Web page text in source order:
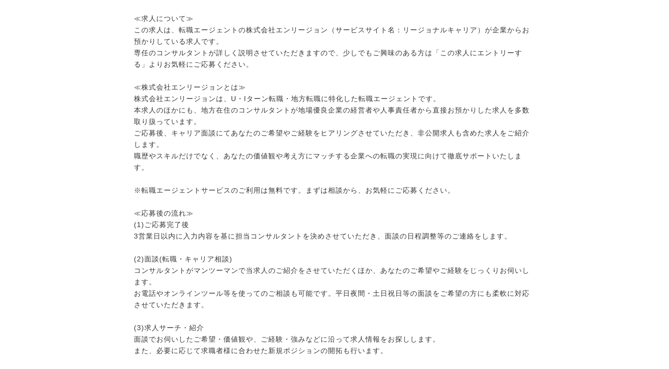
≪求人について≫
この求人は、転職エージェントの株式会社エンリージョン（サービスサイト名：リージョナルキャリア）が企業からお
預かりしている求人です。
専任のコンサルタントが詳しく説明させていただきますので、少しでもご興味のある方は「この求人にエントリーす
る」よりお気軽にご応募ください。
≪株式会社エンリージョンとは≫
株式会社エンリージョンは、U・Iターン転職・地方転職に特化した転職エージェントです。
本求人のほかにも、地方在住のコンサルタントが地場優良企業の経営者や人事責任者から直接お預かりした求人を多数
取り扱っています。
ご応募後、キャリア面談にてあなたのご希望やご経験をヒアリングさせていただき、非公開求人も含めた求人をご紹介
します。
職歴やスキルだけでなく、あなたの価値観や考え方にマッチする企業への転職の実現に向けて徹底サポートいたしま
す。
※転職エージェントサービスのご利用は無料です。まずは相談から、お気軽にご応募ください。
≪応募後の流れ≫
(1)ご応募完了後
3営業日以内に入力内容を基に担当コンサルタントを決めさせていただき、面談の日程調整等のご連絡をします。
(2)面談(転職・キャリア相談)
コンサルタントがマンツーマンで当求人のご紹介をさせていただくほか、あなたのご希望やご経験をじっくりお伺いし
ます。
お電話やオンラインツール等を使ってのご相談も可能です。平日夜間・土日祝日等の面談をご希望の方にも柔軟に対応
させていただきます。
(3)求人サーチ・紹介
面談でお伺いしたご希望・価値観や、ご経験・強みなどに沿って求人情報をお探しします。
また、必要に応じて求職者様に合わせた新規ポジションの開拓も行います。